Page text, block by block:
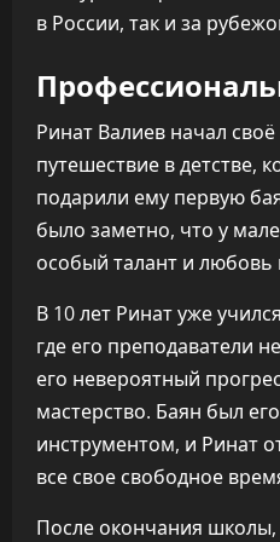
в России, так и за
Ринат Валиев начал
путешествие в детстве,
подарили ему первую
было заметно, что у
особый талант и любовь
В 10 лет Ринат уже
где его преподаватели
его невероятный
мастерство. Баян был
инструментом, и Ринат
все свое свободное
После окончания школы,